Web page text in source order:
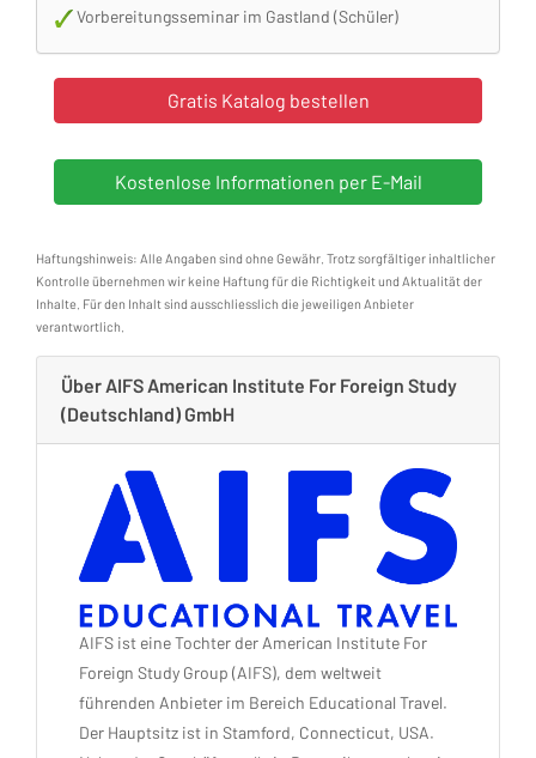
Vorbereitungsseminar im Gastland (Schüler)
Haftungshinweis: Alle Angaben sind ohne Gewähr. Trotz sorgfältiger inhaltlicher
Kontrolle übernehmen wir keine Haftung für die Richtigkeit und Aktualität der
Inhalte. Für den Inhalt sind ausschliesslich die jeweiligen Anbieter
verantwortlich.
Über AIFS American Institute For Foreign Study
(Deutschland) GmbH
AIFS ist eine Tochter der American Institute For
Foreign Study Group (AIFS), dem weltweit
führenden Anbieter im Bereich Educational Travel.
Der Hauptsitz ist in Stamford, Connecticut, USA.